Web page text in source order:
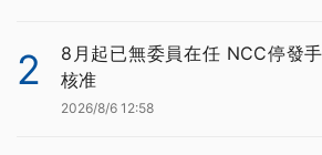
2
8月起已無委員在任 NCC停發
核准
2026/8/6 12:58